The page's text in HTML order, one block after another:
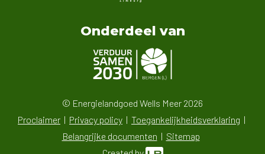
Onderdeel van
© Energielandgoed Wells Meer 2026
Proclaimer
Privacy policy
Toegankelijkheidsverklaring
Belangrijke documenten
Sitemap